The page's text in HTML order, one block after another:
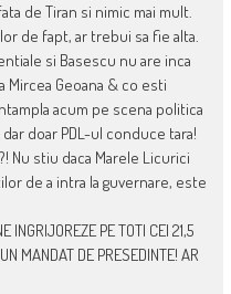
de Tiran si nimic mai mult.
de fapt, ar trebui sa fie alta.
si Basescu nu are inca
Mircea Geoana & co esti
acum pe scena politica
doar PDL-ul conduce tara!
Nu stiu daca Marele Licurici
de a intra la guvernare, este
INGRIJOREZE PE TOTI CEI 21,5
MANDAT DE PRESEDINTE! AR